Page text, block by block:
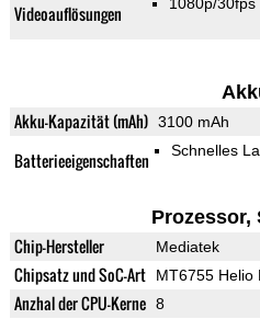
Videoauflösungen
Akku-Kapazität (mAh) 3100 mAh
Batterieeigenschaften Schnelles
Prozessor,
Chip-Hersteller Mediatek
Chipsatz und SoC-Art MT6755 Helio
Anzhal der CPU-Kerne 8